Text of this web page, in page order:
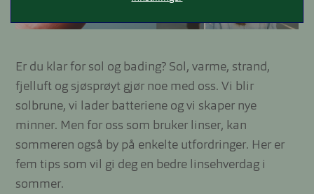
Er du klar for sol og bading? Sol, varme, strand,
fjelluft og sjøsprøyt gjør noe med oss. Vi blir
solbrune, vi lader batteriene og vi skaper nye
minner. Men for oss som bruker linser, kan
sommeren også by på enkelte utfordringer. Her er
fem tips som vil gi deg en bedre linsehverdag i
sommer.